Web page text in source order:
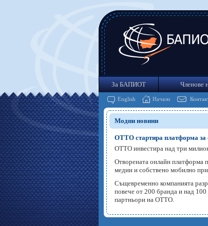
За БАПИОТ Членове
English Начало
Модни новини
ОТТО стартира платформа за
ОТТО инвестира над три
Отворената онлайн платформа
медии и собствено мобилно
Същевременно компанията
повече от 200 бранда и над
партньори на ОТТО.